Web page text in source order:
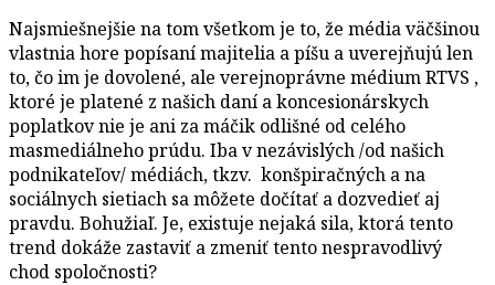
Najsmiešnejšie na tom všetkom je to, že média väčšinou
vlastnia hore popísaní majitelia a píšu a uverejňujú len
to, čo im je dovolené, ale verejnoprávne médium RTVS ,
ktoré je platené z našich daní a koncesionárskych
poplatkov nie je ani za máčik odlišné od celého
masmediálneho prúdu. Iba v nezávislých /od našich
podnikateľov/ médiách, tkzv. konšpiračných a na
sociálnych sietiach sa môžete dočítať a dozvedieť aj
pravdu. Bohužiaľ. Je, existuje nejaká sila, ktorá tento
trend dokáže zastaviť a zmeniť tento nespravodlivý
chod spoločnosti?